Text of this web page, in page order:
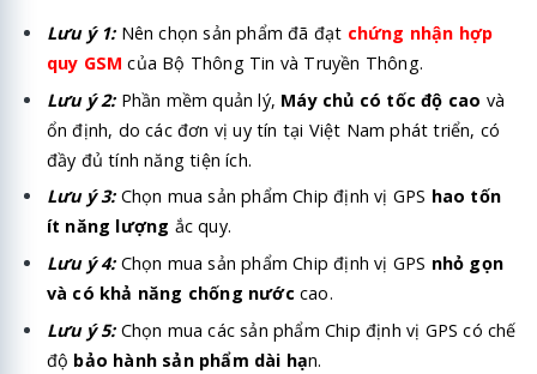
Lưu ý 1:Nên chọn sản phẩm đã đạt chứng nhận hợp
quy GSM của Bộ Thông Tin và Truyền Thông.
Lưu ý 2:Phần mềm quản lý, Máy chủ có tốc độ cao và
ổn định, do các đơn vị uy tín tại Việt Nam phát triển, có
đầy đủ tính năng tiện ích.
Lưu ý 3:Chọn mua sản phẩm Chip định vị GPS hao tốn
ít năng lượng ắc quy.
Lưu ý 4:Chọn mua sản phẩm Chip định vị GPS nhỏ gọn
và có khả năng chống nước cao.
Lưu ý 5:Chọn mua các sản phẩm Chip định vị GPS có chế
độ bảo hành sản phẩm dài hạn.